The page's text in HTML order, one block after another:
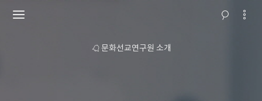
문화선교연구원 소개